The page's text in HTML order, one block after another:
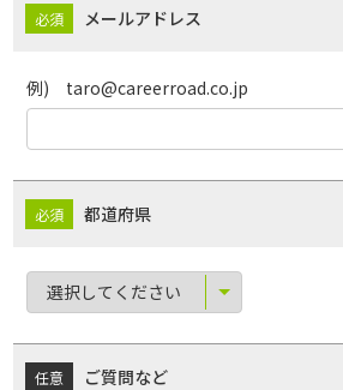
メールアドレス
例) taro@careerroad.co.jp
都道府県
ご質問など